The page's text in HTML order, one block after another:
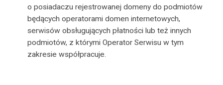
o posiadaczu rejestrowanej domeny do podmiotów
będących operatorami domen internetowych,
serwisów obsługujących płatności lub też innych
podmiotów, z którymi Operator Serwisu w tym
zakresie współpracuje.